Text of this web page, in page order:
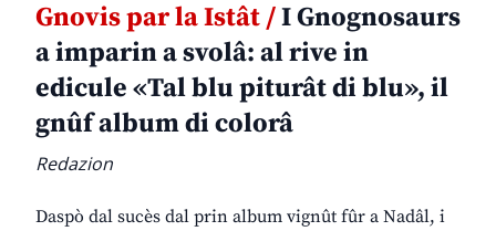
Gnovis par la Istât /I Gnognosaurs
a imparin a svolâ: al rive in
edicule «Tal blu piturât di blu», il
gnûf album di colorâ
Redazion
Daspò dal sucès dal prin album vignût fûr a Nadâl, i